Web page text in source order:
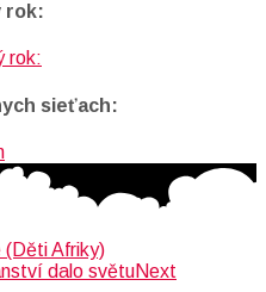
rok:
sieťach:
(Děti Afriky)
dalo světuNext